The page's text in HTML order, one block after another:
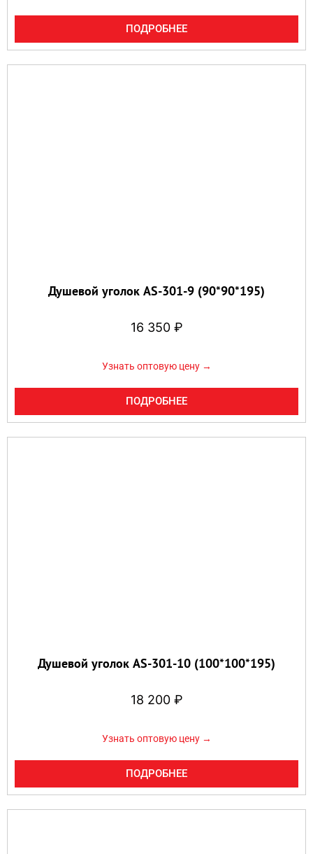
ПОДРОБНЕЕ
Душевой уголок AS-301-9 (90*90*195)
16 350 ₽
Узнать оптовую цену →
ПОДРОБНЕЕ
Душевой уголок AS-301-10 (100*100*195)
18 200 ₽
Узнать оптовую цену →
ПОДРОБНЕЕ